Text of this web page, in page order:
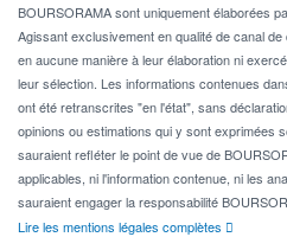
BOURSORAMA sont uniquement élaborées
Agissant exclusivement en qualité de canal
en aucune manière à leur élaboration ni
leur sélection. Les informations contenues
ont été retranscrites "en l'état", sans
opinions ou estimations qui y sont exprimées
sauraient refléter le point de vue de
applicables, ni l'information contenue, ni les
sauraient engager la responsabilité
Lire les mentions légales complètes